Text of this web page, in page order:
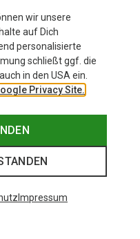
wir unsere
auf Dich
personalisierte
schließt ggf. die
in den USA ein.
Privacy Site.
Impressum